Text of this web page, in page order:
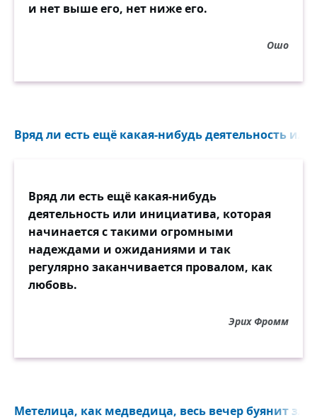
и нет выше его, нет ниже его.
Ошо
Вряд ли есть ещё какая-нибудь деятельность
Вряд ли есть ещё какая-нибудь
деятельность или инициатива, которая
начинается с такими огромными
надеждами и ожиданиями и так
регулярно заканчивается провалом, как
любовь.
Эрих Фромм
Метелица, как медведица, весь вечер буянит